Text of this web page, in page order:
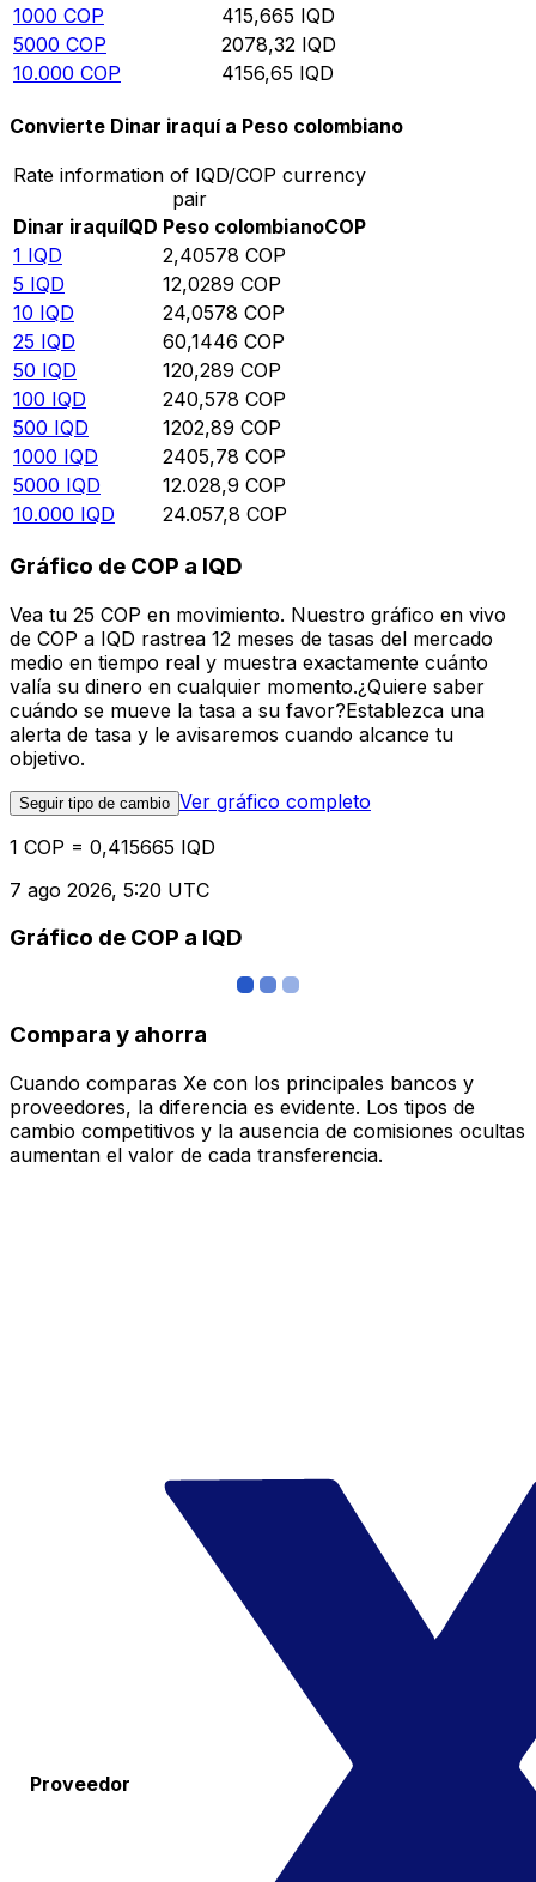
1000 COP 415,665 IQD
5000 COP 2078,32 IQD
10.000 COP 4156,65 IQD
Convierte Dinar iraquí a Peso colombiano
Rate information of IQD/COP currency
pair
Dinar iraquíIQD Peso colombianoCOP
1 IQD 2,40578 COP
5 IQD 12,0289 COP
10 IQD 24,0578 COP
25 IQD 60,1446 COP
50 IQD 120,289 COP
100 IQD 240,578 COP
500 IQD 1202,89 COP
1000 IQD 2405,78 COP
5000 IQD 12.028,9 COP
10.000 IQD 24.057,8 COP
Gráfico de COP a IQD
Vea tu 25 COP en movimiento. Nuestro gráfico en vivo
de COP a IQD rastrea 12 meses de tasas del mercado
medio en tiempo real y muestra exactamente cuánto
valía su dinero en cualquier momento.¿Quiere saber
cuándo se mueve la tasa a su favor?Establezca una
alerta de tasa y le avisaremos cuando alcance tu
objetivo.
Seguir tipo de cambio Ver gráfico completo
1 COP = 0,415665 IQD
7 ago 2026, 5:20 UTC
Gráfico de COP a IQD
Compara y ahorra
Cuando comparas Xe con los principales bancos y
proveedores, la diferencia es evidente. Los tipos de
cambio competitivos y la ausencia de comisiones ocultas
aumentan el valor de cada transferencia.
Proveedor